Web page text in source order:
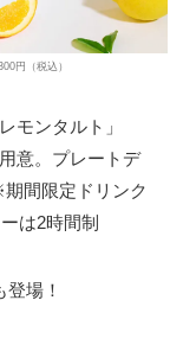
円（税込）
モンタルト」
意。プレートデ
間限定ドリンク
は2時間制
場！